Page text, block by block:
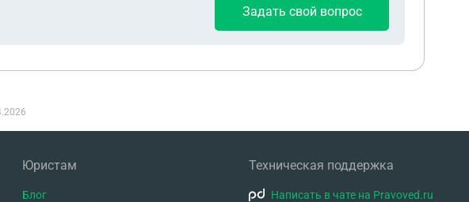
Задать свой вопрос
Юристам
Блог
Техническая поддержка
Написать в чате на Pravoved.ru